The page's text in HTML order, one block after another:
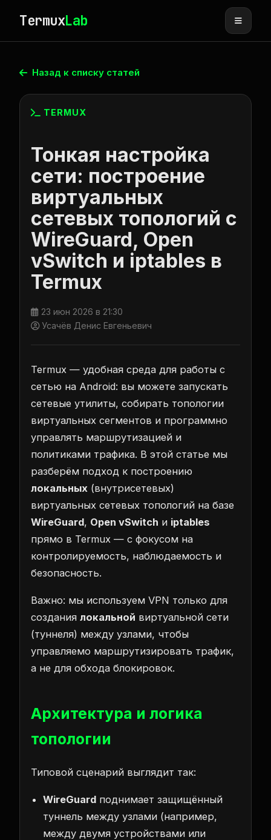
TermuxLab
Назад к списку статей
TERMUX
Тонкая настройка
сети: построение
виртуальных
сетевых топологий с
WireGuard, Open
vSwitch и iptables в
Termux
23 июн 2026 в 21:30
Усачёв Денис Евгеньевич
Termux — удобная среда для работы с
сетью на Android: вы можете запускать
сетевые утилиты, собирать топологии
виртуальных сегментов и программно
управлять маршрутизацией и
политиками трафика. В этой статье мы
разберём подход к построению
локальных (внутрисетевых)
виртуальных сетевых топологий на базе
WireGuard, Open vSwitch и iptables
прямо в Termux — с фокусом на
контролируемость, наблюдаемость и
безопасность.
Важно: мы используем VPN только для
создания локальной виртуальной сети
(туннеля) между узлами, чтобы
управляемо маршрутизировать трафик,
а не для обхода блокировок.
Архитектура и логика
топологии
Типовой сценарий выглядит так:
WireGuard поднимает защищённый
туннель между узлами (например,
между двумя устройствами или